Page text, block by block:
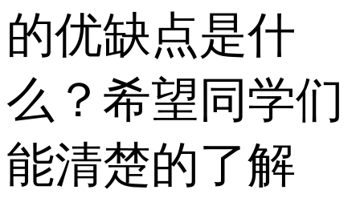
的优缺点是什
么？希望同学们
能清楚的了解